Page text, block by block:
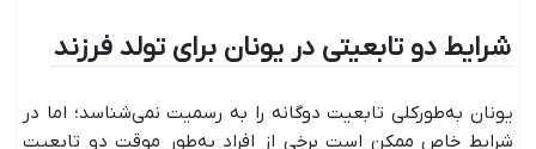
شرایط دو تابعیتی در یونان برای تولد فرزند
یونان به‌طورکلی تابعیت دوگانه را به رسمیت نمی‌شناسد؛ اما در
شرایط خاص ممکن است برخی از افراد به‌طور موقت دو تابعیت